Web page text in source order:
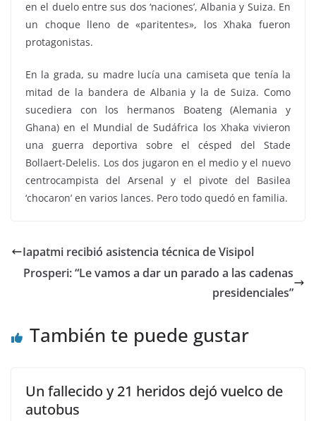
en el duelo entre sus dos ‘naciones’, Albania y Suiza. En
un choque lleno de «paritentes», los Xhaka fueron
protagonistas.
En la grada, su madre lucía una camiseta que tenía la
mitad de la bandera de Albania y la de Suiza. Como
sucediera con los hermanos Boateng (Alemania y
Ghana) en el Mundial de Sudáfrica los Xhaka vivieron
una guerra deportiva sobre el césped del Stade
Bollaert-Delelis. Los dos jugaron en el medio y el nuevo
centrocampista del Arsenal y el pivote del Basilea
‘chocaron’ en varios lances. Pero todo quedó en familia.
Iapatmi recibió asistencia técnica de Visipol
Prosperi: “Le vamos a dar un parado a las cadenas
presidenciales”
También te puede gustar
Un fallecido y 21 heridos dejó vuelco de
autobus